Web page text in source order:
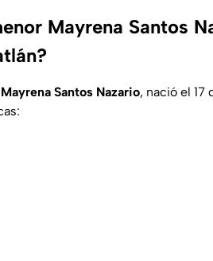
Mayrena Santos
Mayrena Santos Nazario, nació el 17